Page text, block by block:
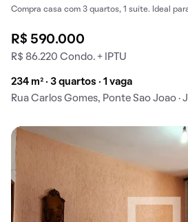
Compra casa com 3 quartos, 1 suíte. Ideal
R$ 590.000
R$ 86.220 Condo. + IPTU
234 m² · 3 quartos · 1 vaga
Rua Carlos Gomes, Ponte Sao Joao ·